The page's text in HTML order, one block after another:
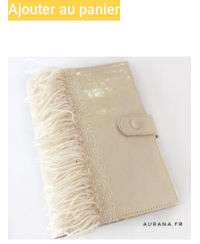
Ajouter au panier